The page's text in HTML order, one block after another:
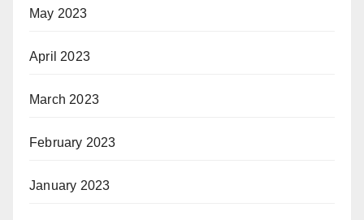
May 2023
April 2023
March 2023
February 2023
January 2023